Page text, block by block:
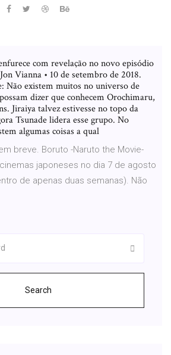
com revelação no novo episódio
Vianna • 10 de setembro de 2018.
Não existem muitos no universo de
dizer que conhecem Orochimaru,
Jiraiya talvez estivesse no topo da
Tsunade lidera esse grupo. No
algumas coisas a qual
breve. Boruto -Naruto the Movie-
japoneses no dia 7 de agosto
de apenas duas semanas). Não
Search